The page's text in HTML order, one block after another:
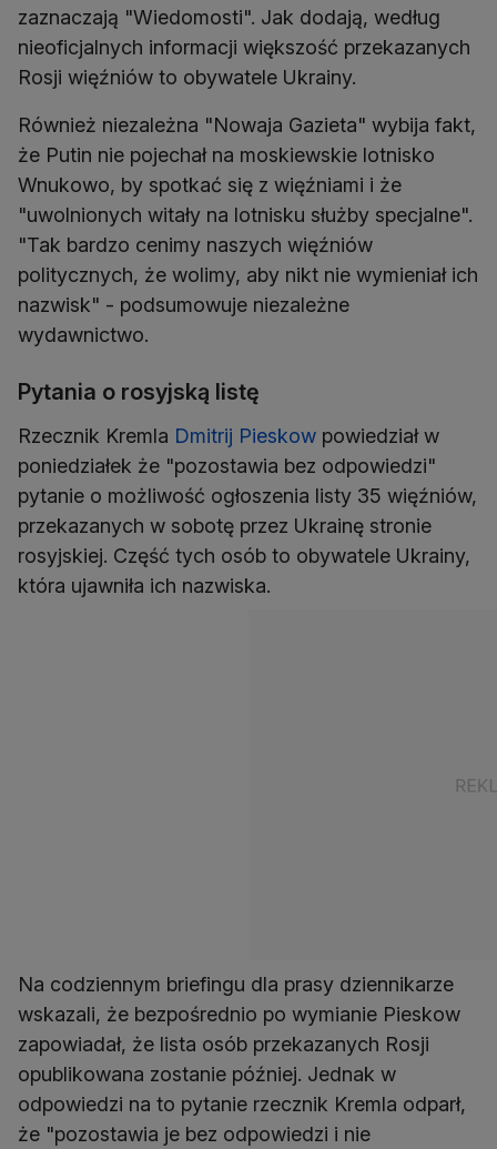
zaznaczają "Wiedomosti". Jak dodają, według
nieoficjalnych informacji większość przekazanych
Rosji więźniów to obywatele Ukrainy.
Również niezależna "Nowaja Gazieta" wybija fakt,
że Putin nie pojechał na moskiewskie lotnisko
Wnukowo, by spotkać się z więźniami i że
"uwolnionych witały na lotnisku służby specjalne".
"Tak bardzo cenimy naszych więźniów
politycznych, że wolimy, aby nikt nie wymieniał ich
nazwisk" - podsumowuje niezależne
wydawnictwo.
Pytania o rosyjską listę
Rzecznik Kremla Dmitrij Pieskow powiedział w
poniedziałek że "pozostawia bez odpowiedzi"
pytanie o możliwość ogłoszenia listy 35 więźniów,
przekazanych w sobotę przez Ukrainę stronie
rosyjskiej. Część tych osób to obywatele Ukrainy,
która ujawniła ich nazwiska.
Na codziennym briefingu dla prasy dziennikarze
wskazali, że bezpośrednio po wymianie Pieskow
zapowiadał, że lista osób przekazanych Rosji
opublikowana zostanie później. Jednak w
odpowiedzi na to pytanie rzecznik Kremla odparł,
że "pozostawia je bez odpowiedzi i nie